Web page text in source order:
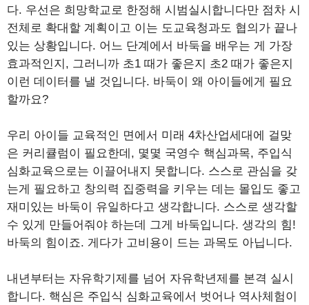
다. 우선은 희망학교로 한정해 시범실시합니다만 점차 시
전체로 확대할 계획이고 이는 도교육청과도 협의가 끝나
있는 상황입니다. 어느 단계에서 바둑을 배우는 게 가장
효과적인지, 그러니까 초1 때가 좋은지 초2 때가 좋은지
이런 데이터를 낼 것입니다. 바둑이 왜 아이들에게 필요
할까요?
우리 아이들 교육적인 면에서 미래 4차산업세대에 걸맞
은 커리큘럼이 필요한데, 몇몇 국영수 핵심과목, 주입식
심화교육으로는 이끌어내지 못합니다. 스스로 관심을 갖
는게 필요하고 창의력 집중력을 키우는 데는 몰입도 좋고
재미있는 바둑이 유일하다고 생각합니다. 스스로 생각할
수 있게 만들어줘야 하는데 그게 바둑입니다. 생각의 힘!
바둑의 힘이죠. 게다가 고비용이 드는 과목도 아닙니다.
내년부터는 자유학기제를 넘어 자유학년제를 본격 실시
합니다. 핵심은 주입식 심화교육에서 벗어나 역사체험이